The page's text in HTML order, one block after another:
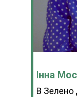
Інна
В Зелено